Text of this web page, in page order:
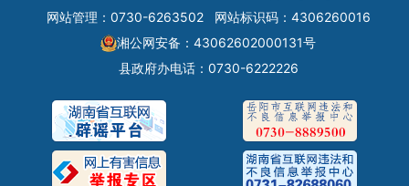
网站管理：0730-6263502
网站标识码：4306260016
湘公网安备：43062602000131号
县政府办电话：0730-6222226